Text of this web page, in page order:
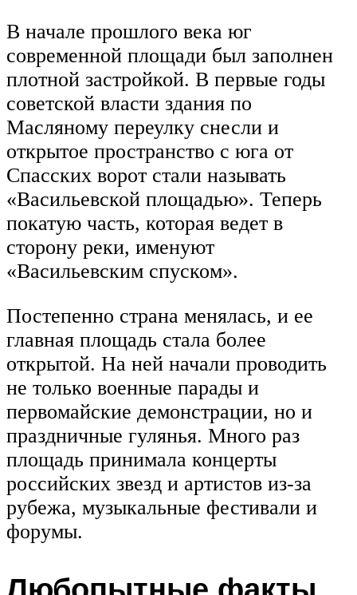
В начале прошлого века юг
современной площади был заполнен
плотной застройкой. В первые годы
советской власти здания по
Масляному переулку снесли и
открытое пространство с юга от
Спасских ворот стали называть
«Васильевской площадью». Теперь
покатую часть, которая ведет в
сторону реки, именуют
«Васильевским спуском».
Постепенно страна менялась, и ее
главная площадь стала более
открытой. На ней начали проводить
не только военные парады и
первомайские демонстрации, но и
праздничные гулянья. Много раз
площадь принимала концерты
российских звезд и артистов из-за
рубежа, музыкальные фестивали и
форумы.